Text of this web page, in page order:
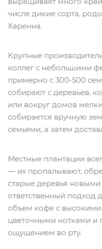
числе дикие сорта,
Харенна.
Крупные
коллег с небольшими
примерно с 300-500
собирают с деревьев,
или вокруг домов
собирается вручную
семьями, а затем
Местные плантации
— их пропалывают,
старые деревья
ответственный подход
объем кофе с
цветочными нотками и
ощущением во рту.